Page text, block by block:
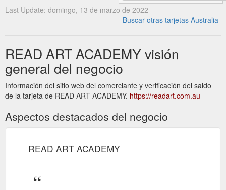
Last Update: domingo, 13 de marzo de 2022
Buscar otras tarjetas Australia
READ ART ACADEMY visión
general del negocio
Información del sitio web del comerciante y verificación del saldo
de la tarjeta de READ ART ACADEMY. https://readart.com.au
Aspectos destacados del negocio
READ ART ACADEMY